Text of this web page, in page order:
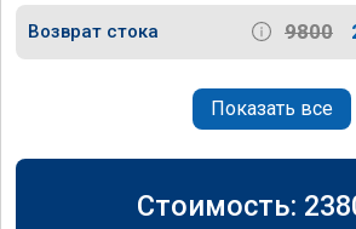
Возврат стока 9800
Показать все
Стоимость: